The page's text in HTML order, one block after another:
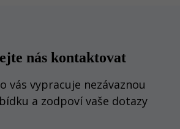
nás kontaktovat
vás vypracuje nezávaznou
a zodpoví vaše dotazy